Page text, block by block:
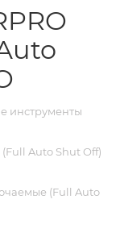
инструменты
Auto Shut Off)
(Full Auto